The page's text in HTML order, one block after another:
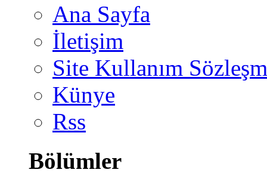
Ana Sayfa
İletişim
Site Kullanım
Künye
Rss
Bölümler